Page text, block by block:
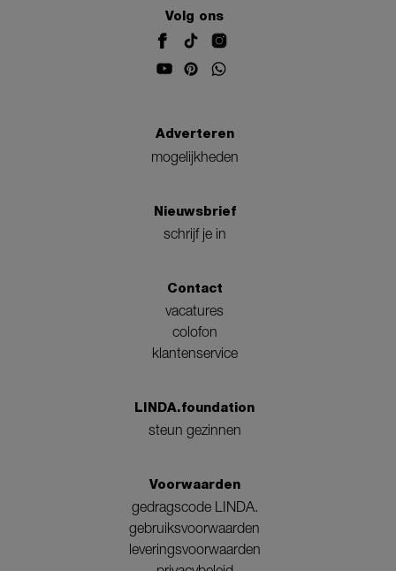
Volg ons
Adverteren
mogelijkheden
Nieuwsbrief
schrijf je in
Contact
vacatures
colofon
klantenservice
LINDA.foundation
steun gezinnen
Voorwaarden
gedragscode LINDA.
gebruiksvoorwaarden
leveringsvoorwaarden